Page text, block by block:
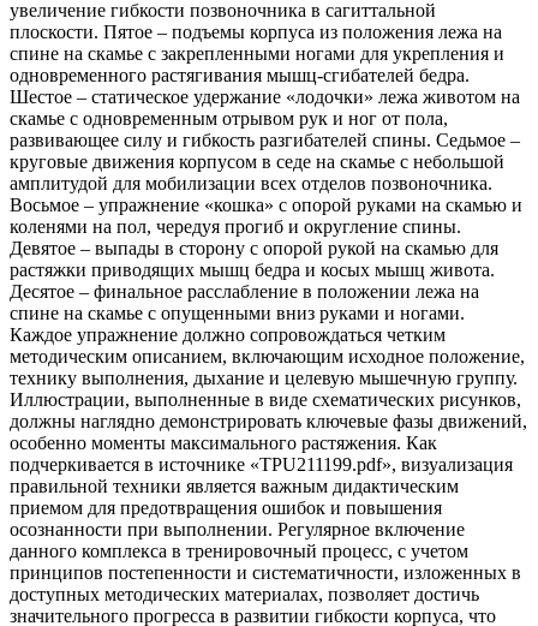
увеличение гибкости позвоночника в сагиттальной
плоскости. Пятое – подъемы корпуса из положения лежа на
спине на скамье с закрепленными ногами для укрепления и
одновременного растягивания мышц-сгибателей бедра.
Шестое – статическое удержание «лодочки» лежа животом на
скамье с одновременным отрывом рук и ног от пола,
развивающее силу и гибкость разгибателей спины. Седьмое –
круговые движения корпусом в седе на скамье с небольшой
амплитудой для мобилизации всех отделов позвоночника.
Восьмое – упражнение «кошка» с опорой руками на скамью и
коленями на пол, чередуя прогиб и округление спины.
Девятое – выпады в сторону с опорой рукой на скамью для
растяжки приводящих мышц бедра и косых мышц живота.
Десятое – финальное расслабление в положении лежа на
спине на скамье с опущенными вниз руками и ногами.
Каждое упражнение должно сопровождаться четким
методическим описанием, включающим исходное положение,
технику выполнения, дыхание и целевую мышечную группу.
Иллюстрации, выполненные в виде схематических рисунков,
должны наглядно демонстрировать ключевые фазы движений,
особенно моменты максимального растяжения. Как
подчеркивается в источнике «TPU211199.pdf», визуализация
правильной техники является важным дидактическим
приемом для предотвращения ошибок и повышения
осознанности при выполнении. Регулярное включение
данного комплекса в тренировочный процесс, с учетом
принципов постепенности и систематичности, изложенных в
доступных методических материалах, позволяет достичь
значительного прогресса в развитии гибкости корпуса, что